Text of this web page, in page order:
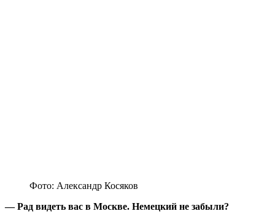
Фото: Александр Косяков
— Рад видеть вас в Москве. Немецкий не забыли?